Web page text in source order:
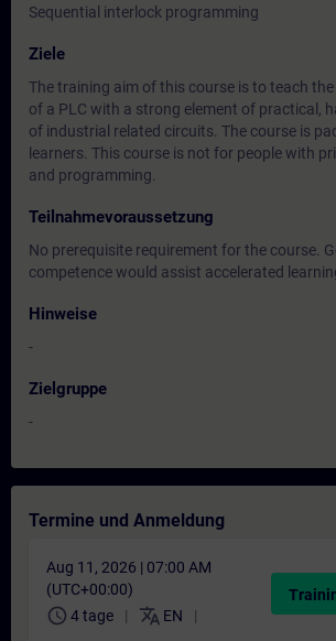
Sequential interlock programming
Ziele
The training aim of this course is to teach
of a PLC with a strong element of practical,
of industrial related circuits. The course is
learners. This course is not for people with
and programming.
Teilnahmevoraussetzung
No prerequisite requirement for the course.
competence would assist accelerated
Hinweise
-
Zielgruppe
-
Termine und Anmeldung
Aug 11, 2026 | 07:00 AM
(UTC+00:00)
schedule 4 tage translate EN